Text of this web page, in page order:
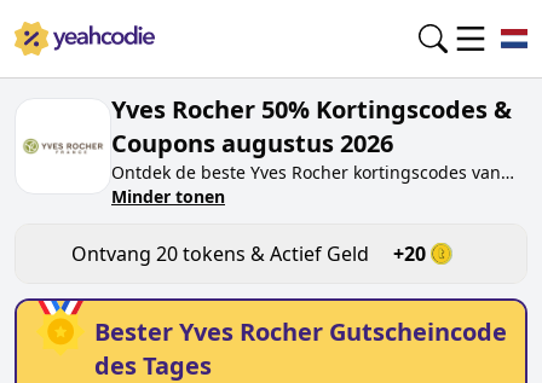
Yves Rocher 50% Kortingscodes &
Coupons augustus 2026
Ontdek de beste Yves Rocher kortingscodes van
vandaag vooraugustus 2026
yves-rocher.nldoor de code te testen. Ontvang
beloningen wanneer jeYves Rocher
kortingscodes
indient en andere kopers helpt besparen.
Minder tonen
Ontvang 20 tokens & Actief Geld +20
BesterYves Rocher Gutscheincode
des Tages